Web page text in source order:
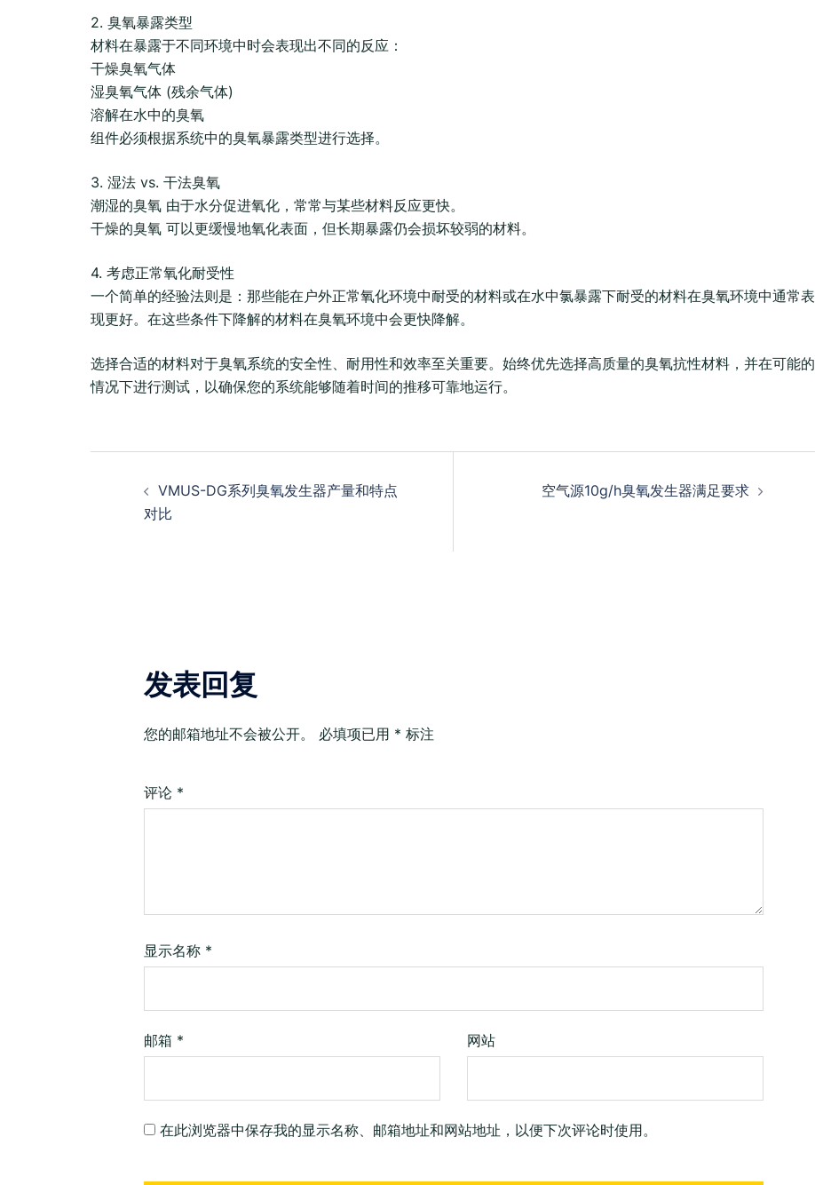
2. 臭氧暴露类型
材料在暴露于不同环境中时会表现出不同的反应：
干燥臭氧气体
湿臭氧气体 (残余气体)
溶解在水中的臭氧
组件必须根据系统中的臭氧暴露类型进行选择。
3. 湿法 vs. 干法臭氧
潮湿的臭氧 由于水分促进氧化，常常与某些材料反应更快。
干燥的臭氧 可以更缓慢地氧化表面，但长期暴露仍会损坏较弱的材料。
4. 考虑正常氧化耐受性
一个简单的经验法则是：那些能在户外正常氧化环境中耐受的材料或在水中氯暴露下耐受的材料在臭氧环境中通常表
现更好。在这些条件下降解的材料在臭氧环境中会更快降解。
选择合适的材料对于臭氧系统的安全性、耐用性和效率至关重要。始终优先选择高质量的臭氧抗性材料，并在可能的
情况下进行测试，以确保您的系统能够随着时间的推移可靠地运行。
Post
navigation
VMUS-DG系列臭氧发生器产量和特点
对比
空气源10g/h臭氧发生器满足要求
发表回复
您的邮箱地址不会被公开。 必填项已用 * 标注
评论 *
显示名称 *
邮箱 * 网站
在此浏览器中保存我的显示名称、邮箱地址和网站地址，以便下次评论时使用。